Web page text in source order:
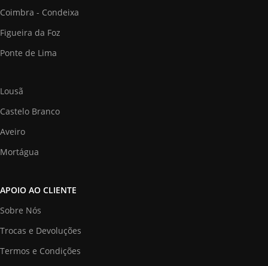
Coimbra - Condeixa
Figueira da Foz
Ponte de Lima
Lousã
Castelo Branco
Aveiro
Mortágua
APOIO AO CLIENTE
Sobre Nós
Trocas e Devoluções
Termos e Condições